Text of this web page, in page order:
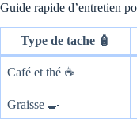
Guide rapide d’entretien
Type de tache 🧴
Café et thé ☕️
Graisse 🍳